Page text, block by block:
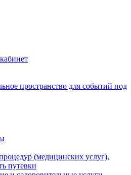
пространство для событий под
(медицинских услуг),
путевки